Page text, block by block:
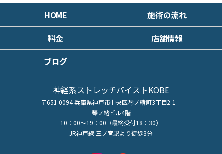
HOME
施術の流れ
料金
店舗情報
ブログ
神経系ストレッチバイストKOBE
〒651-0094 兵庫県神戸市中央区琴ノ緒町3丁目2-1
琴ノ緒ビル4階
10：00～19：00（最終受付18：30）
JR神戸線 三ノ宮駅より徒歩3分